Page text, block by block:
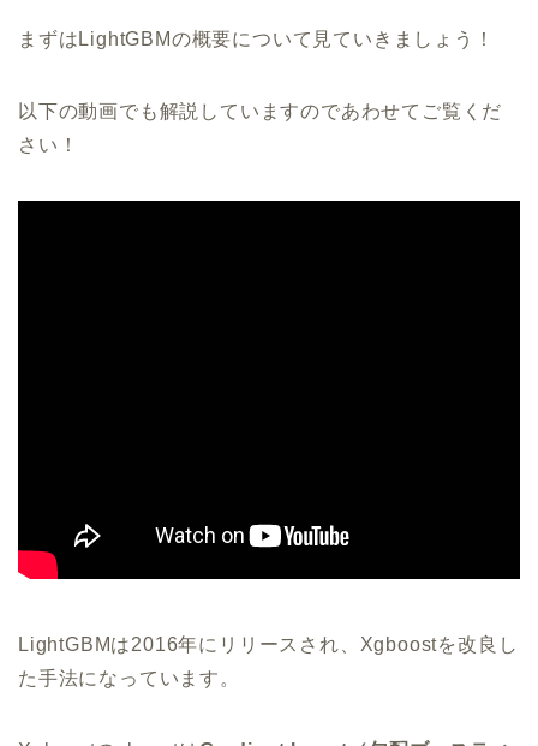
まずはLightGBMの概要について見ていきましょう！
以下の動画でも解説していますのであわせてご覧くだ
さい！
LightGBMは2016年にリリースされ、Xgboostを改良し
た手法になっています。